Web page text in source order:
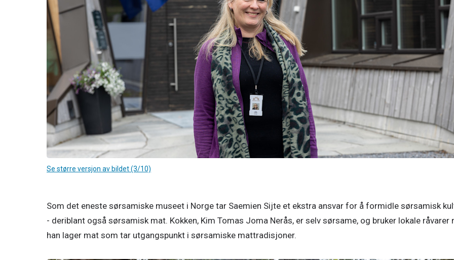
Se større versjon av bildet (3/10)
Som det eneste sørsamiske museet i Norge tar Saemien Sijte et ekstra ansvar for å formidle sørsamisk
- deriblant også sørsamisk mat. Kokken, Kim Tomas Joma Nerås, er selv sørsame, og bruker lokale råvarer
han lager mat som tar utgangspunkt i sørsamiske mattradisjoner.